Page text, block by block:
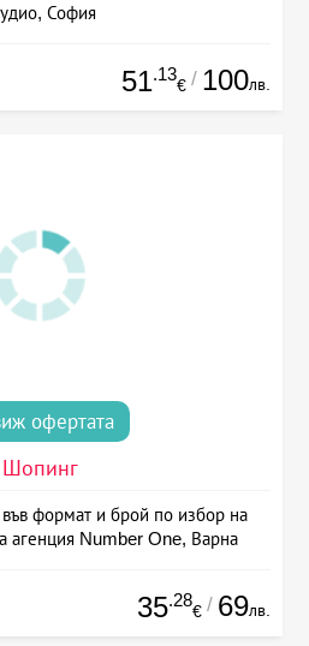
София
51.13
€ / 100лв.
офертата
Шопинг
формат и брой по избор на
агенция Number One, Варна
35.28
€ / 69лв.